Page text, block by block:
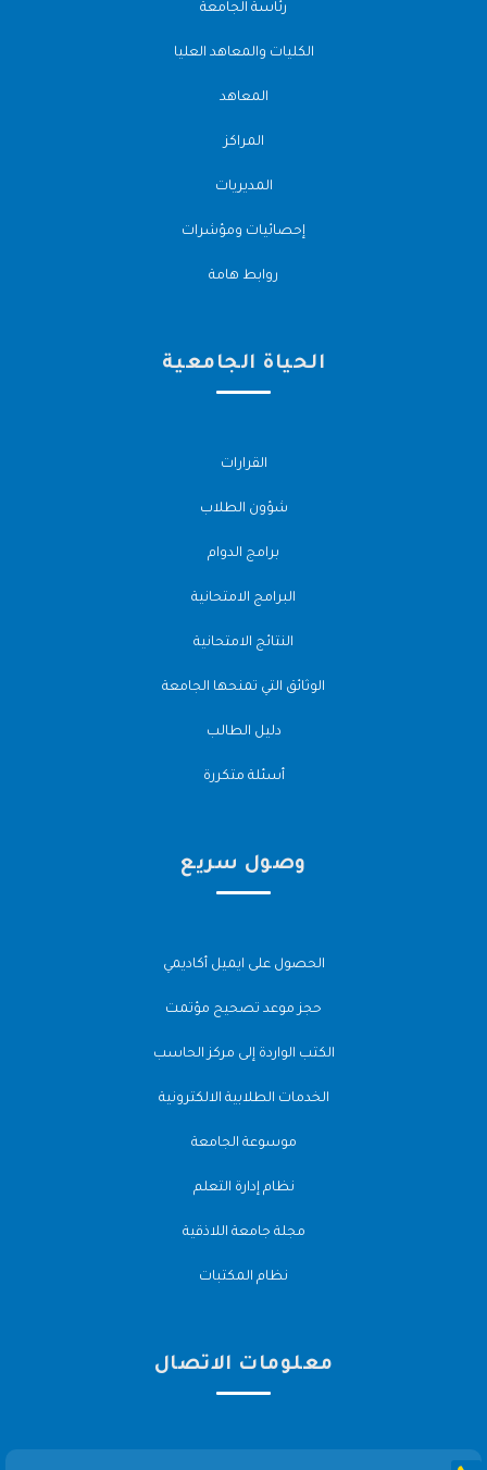
رئاسة الجامعة
الكليات والمعاهد العليا
المعاهد
المراكز
المديريات
إحصائيات ومؤشرات
روابط هامة
الحياة الجامعية
القرارات
شؤون الطلاب
برامج الدوام
البرامج الامتحانية
النتائج الامتحانية
الوثائق التي تمنحها الجامعة
دليل الطالب
أسئلة متكررة
وصول سريع
الحصول على ايميل أكاديمي
حجز موعد تصحيح مؤتمت
الكتب الواردة إلى مركز الحاسب
الخدمات الطلابية الالكترونية
موسوعة الجامعة
نظام إدارة التعلم
مجلة جامعة اللاذقية
نظام المكتبات
معلومات الاتصال